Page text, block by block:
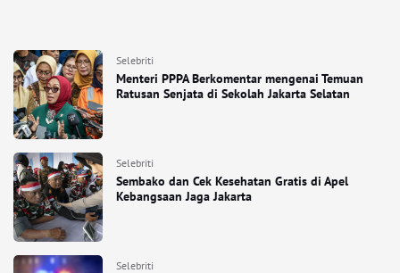
Selebriti
Menteri PPPA Berkomentar mengenai Temuan
Ratusan Senjata di Sekolah Jakarta Selatan
Selebriti
Sembako dan Cek Kesehatan Gratis di Apel
Kebangsaan Jaga Jakarta
Selebriti